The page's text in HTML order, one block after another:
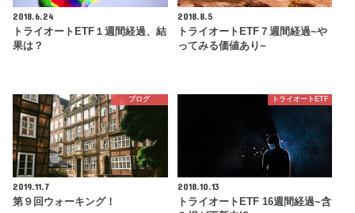
2018.6.24
トライオートETF１週間経過、結
果は？
2018.8.5
トライオートETF７週間経過~や
ってみる価値あり~
ブログ
2019.11.7
第９回ウォーキング！
トライオートETF
2018.10.13
トライオートETF 16週間経過~含